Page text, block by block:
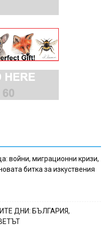
войни, миграционни кризи,
битка за изкуствения
ДНИ: БЪЛГАРИЯ,